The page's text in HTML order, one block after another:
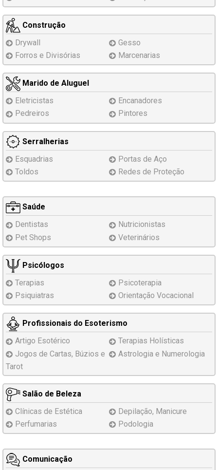
Construção
Drywall
Gesso
Forros e Divisórias
Marcenarias
Marido de Aluguel
Eletricistas
Encanadores
Pedreiros
Pintores
Serralherias
Esquadrias
Portas de Aço
Toldos
Redes de Proteção
Saúde
Dentistas
Nutricionistas
Pet Shops
Veterinários
Psicólogos
Terapias
Psicoterapia
Psiquiatras
Orientação Vocacional
Profissionais do Esoterismo
Artigo Esotérico
Terapias Holísticas
Jogos de Cartas, Búzios e
Tarot
Astrologia e Numerologia
Salão de Beleza
Clínicas de Estética
Depilação, Manicure
Perfumarias
Podologia
Comunicação